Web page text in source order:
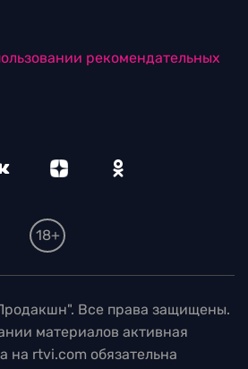
рекомендательных
18+
Все права защищены.
материалов активная
на rtvi.com обязательна